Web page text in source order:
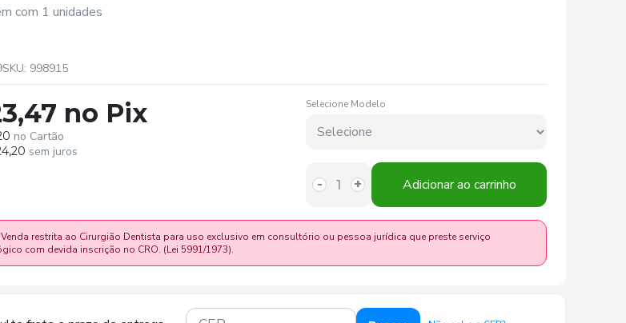
com 1 unidades
SKU: 998915
no Pix
no Cartão
sem juros
Selecione Modelo
- + Adicionar ao carrinho
restrita ao Cirurgião Dentista para uso exclusivo em consultório ou pessoa jurídica que preste serviço
com devida inscrição no CRO. (Lei 5991/1973).